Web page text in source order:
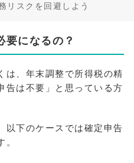
リスクを回避しよう
要になるの？
は、年末調整で所得税の精
告は不要」と思っている方
以下のケースでは確定申告